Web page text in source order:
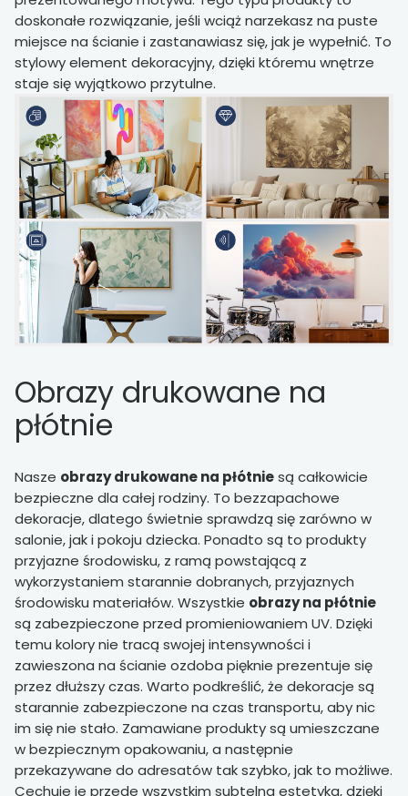
doskonałe rozwiązanie, jeśli wciąż narzekasz na puste
miejsce na ścianie i zastanawiasz się, jak je wypełnić. To
stylowy element dekoracyjny, dzięki któremu wnętrze
staje się wyjątkowo przytulne.
Obrazy drukowane na
płótnie
Nasze obrazy drukowane na płótniesą całkowicie
bezpieczne dla całej rodziny. To bezzapachowe
dekoracje, dlatego świetnie sprawdzą się zarówno w
salonie, jak i pokoju dziecka. Ponadto są to produkty
przyjazne środowisku, z ramą powstającą z
wykorzystaniem starannie dobranych, przyjaznych
środowisku materiałów. Wszystkie obrazy na płótnie
są zabezpieczone przed promieniowaniem UV. Dzięki
temu kolory nie tracą swojej intensywności i
zawieszona na ścianie ozdoba pięknie prezentuje się
przez dłuższy czas. Warto podkreślić, że dekoracje są
starannie zabezpieczone na czas transportu, aby nic
im się nie stało. Zamawiane produkty są umieszczane
w bezpiecznym opakowaniu, a następnie
przekazywane do adresatów tak szybko, jak to możliwe.
Cechuje je przede wszystkim subtelna estetyka, dzięki